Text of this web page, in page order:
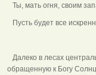
Ты, мать огня, своим
Пусть будет все
Далеко в лесах
обращенную к Богу